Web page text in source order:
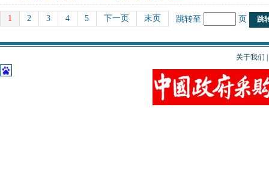
1 2 3 4 5 下一页 末页 跳转至 页
关于我们